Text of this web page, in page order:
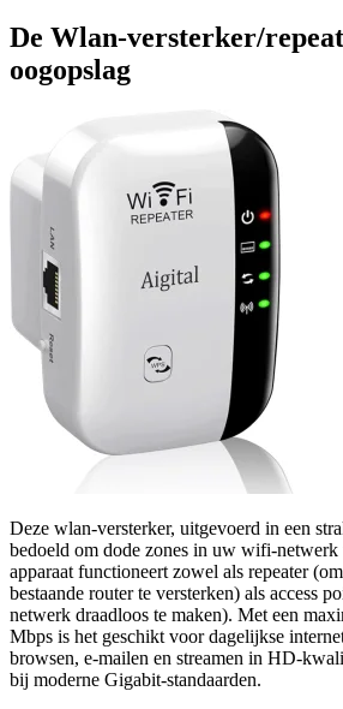
De Wlan-versterker/
oogopslag
Deze wlan-versterker, uitgevoerd in een
bedoeld om dode zones in uw wifi-netwerk
apparaat functioneert zowel als repeater
bestaande router te versterken) als access
netwerk draadloos te maken). Met een
Mbps is het geschikt voor dagelijkse
browsen, e-mailen en streamen in HD-
bij moderne Gigabit-standaarden.